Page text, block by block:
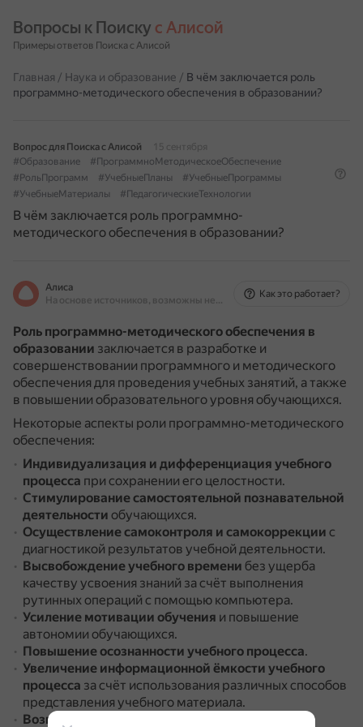
Вопросы к Поиску с Алисой
Примеры ответов Поиска с Алисой
Главная / Наука и образование / В чём заключается роль
программно-методического обеспечения в образовании?
Вопрос для Поиска с Алисой
15 сентября
#Образование
#ПрограммноМетодическоеОбеспечение
#РольПрограмм
#УчебныеПланы
#УчебныеПрограммы
#УчебныеМатериалы
#ПедагогическиеТехнологии
В чём заключается роль программно-
методического обеспечения в образовании?
Алиса
На основе источников, возможны неточности
Как это работает?
Роль программно-методического обеспечения в
образовании заключается в разработке и
совершенствовании программного и методического
обеспечения для проведения учебных занятий, а также
в повышении образовательного уровня обучающихся.
Некоторые аспекты роли программно-методического
обеспечения:
Индивидуализация и дифференциация учебного
процесса при сохранении его целостности.
Стимулирование самостоятельной познавательной
деятельности обучающихся.
Осуществление самоконтроля и самокоррекции с
диагностикой результатов учебной деятельности.
Высвобождение учебного времени без ущерба
качеству усвоения знаний за счёт выполнения
рутинных операций с помощью компьютера.
Усиление мотивации обучения и повышение
автономии обучающихся.
Повышение осознанности учебного процесса.
Увеличение информационной ёмкости учебного
процесса за счёт использования различных способов
представления учебного материала.
Возможность осуществления творческой и